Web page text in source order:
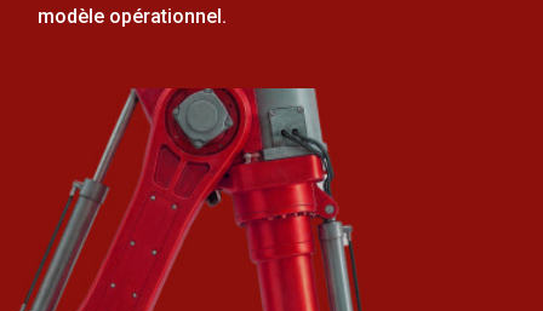
modèle opérationnel.